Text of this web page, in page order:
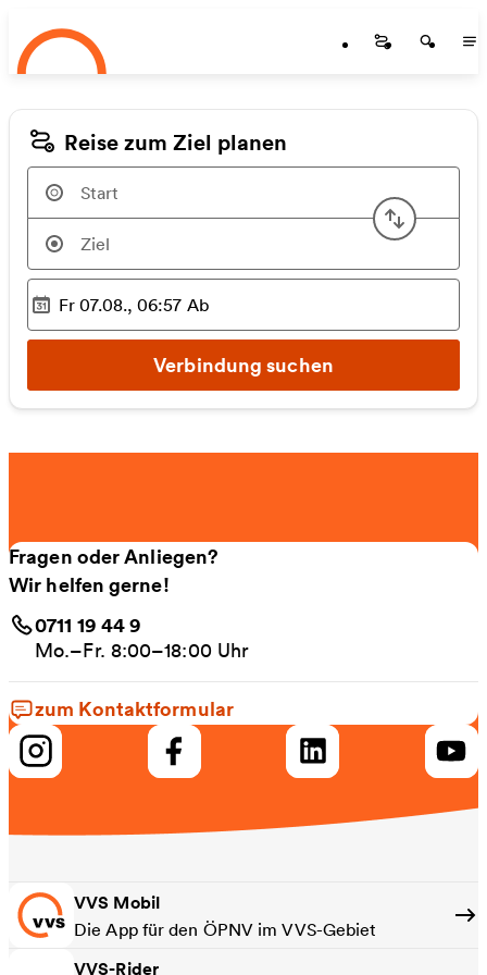
Zum Hauptinhalt springen
Startseite
Reise zum Ziel planen
Start
Ausgewählter Zeitpunkt
Fr 07.08., 06:57 Ab
Verbindung suchen
Fragen oder Anliegen?
Wir helfen gerne!
0711 19 44 9
Mo.–Fr. 8:00–18:00 Uhr
zum Kontaktformular
VVS Mobil
Die App für den ÖPNV im VVS-Gebiet
VVS-Rider